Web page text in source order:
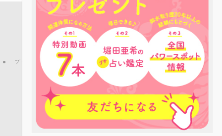
店舗案内 占い鑑定 パワーストーン
お役立ち情報
ピーコックLINE公式アカウントのご紹介
ブログ
プライバシーポリシー
特定商取引法 ご利用規約
お問い合わせ
会社概要
Copyright © パワーストーンカフェPEACOCK All rights reserved.